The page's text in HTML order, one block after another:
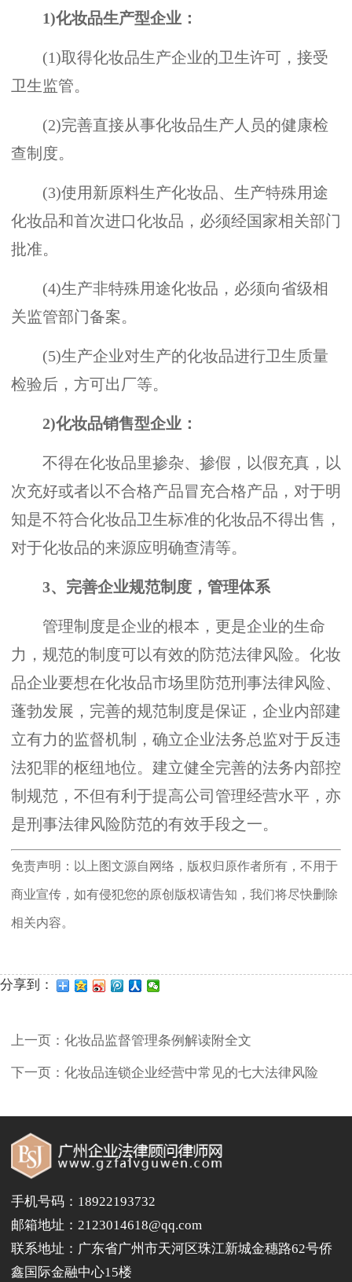
1)化妆品生产型企业：
(1)取得化妆品生产企业的卫生许可，接受
卫生监管。
(2)完善直接从事化妆品生产人员的健康检
查制度。
(3)使用新原料生产化妆品、生产特殊用途
化妆品和首次进口化妆品，必须经国家相关部门
批准。
(4)生产非特殊用途化妆品，必须向省级相
关监管部门备案。
(5)生产企业对生产的化妆品进行卫生质量
检验后，方可出厂等。
2)化妆品销售型企业：
不得在化妆品里掺杂、掺假，以假充真，以
次充好或者以不合格产品冒充合格产品，对于明
知是不符合化妆品卫生标准的化妆品不得出售，
对于化妆品的来源应明确查清等。
3、完善企业规范制度，管理体系
管理制度是企业的根本，更是企业的生命
力，规范的制度可以有效的防范法律风险。化妆
品企业要想在化妆品市场里防范刑事法律风险、
蓬勃发展，完善的规范制度是保证，企业内部建
立有力的监督机制，确立企业法务总监对于反违
法犯罪的枢纽地位。建立健全完善的法务内部控
制规范，不但有利于提高公司管理经营水平，亦
是刑事法律风险防范的有效手段之一。
免责声明：以上图文源自网络，版权归原作者所有，不用于
商业宣传，如有侵犯您的原创版权请告知，我们将尽快删除
相关内容。
分享到：
上一页： 化妆品监督管理条例解读附全文
下一页： 化妆品连锁企业经营中常见的七大法律风险
手机号码：18922193732
邮箱地址：2123014618@qq.com
联系地址：广东省广州市天河区珠江新城金穗路62号侨
鑫国际金融中心15楼